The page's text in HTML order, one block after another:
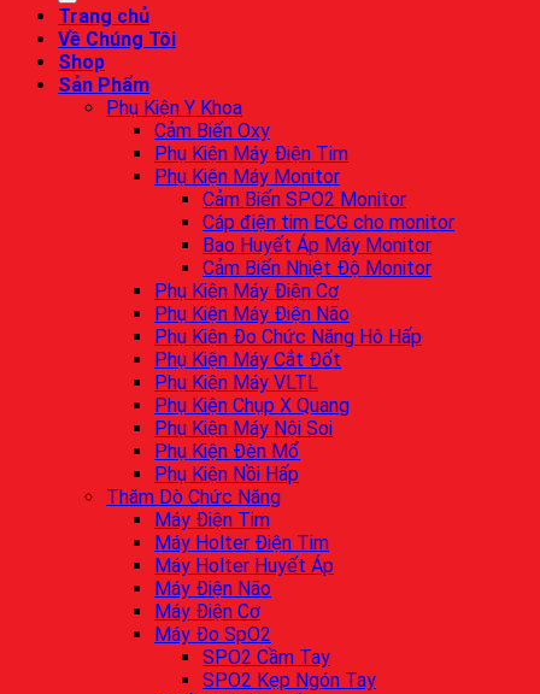
Trang chủ
Về Chúng Tôi
Shop
Sản Phẩm
Phụ Kiện Y Khoa
Cảm Biến Oxy
Phụ Kiện Máy Điện Tim
Phụ Kiện Máy Monitor
Cảm Biến SPO2 Monitor
Cáp điện tim ECG cho monitor
Bao Huyết Áp Máy Monitor
Cảm Biến Nhiệt Độ Monitor
Phụ Kiện Máy Điện Cơ
Phụ Kiện Máy Điện Não
Phụ Kiện Đo Chức Năng Hô Hấp
Phụ Kiện Máy Cắt Đốt
Phụ Kiện Máy VLTL
Phụ Kiện Chụp X Quang
Phụ Kiện Máy Nội Soi
Phụ Kiện Đèn Mổ
Phụ Kiện Nồi Hấp
Thăm Dò Chức Năng
Máy Điện Tim
Máy Holter Điện Tim
Máy Holter Huyết Áp
Máy Điện Não
Máy Điện Cơ
Máy Đo SpO2
SPO2 Cầm Tay
SPO2 Kẹp Ngón Tay